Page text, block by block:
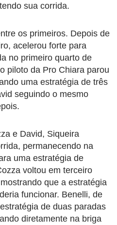
sua corrida.
os primeiros. Depois de
acelerou forte para
no primeiro quarto de
piloto da Pro Chiara parou
uma estratégia de três
seguindo o mesmo
e David, Siqueira
permanecendo na
uma estratégia de
voltou em terceiro
que a estratégia
funcionar. Benelli, de
de duas paradas
diretamente na briga